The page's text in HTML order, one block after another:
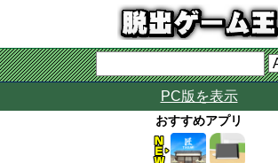
PC版を表示
おすすめアプリ